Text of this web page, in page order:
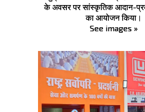
के अवसर पर सांस्कृतिक आदान-
का आयोजन किया।
See images »